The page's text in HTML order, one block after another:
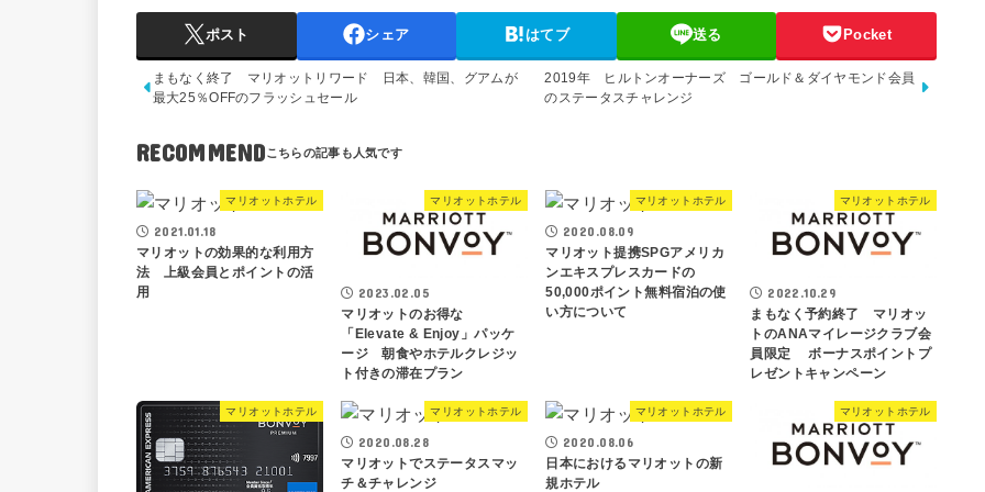
ポスト シェア はてブ 送る Pocket
まもなく終了 マリオットリワード 日本、韓国、グアムが
最大25％OFFのフラッシュセール
2019年 ヒルトンオーナーズ ゴールド＆ダイヤモンド会員
のステータスチャレンジ
RECOMMEND
マリオットホテル
2021.01.18
マリオットの効果的な利用方
法 上級会員とポイントの活
用
マリオットホテル
2023.02.05
マリオットのお得な
「Elevate & Enjoy」パッケ
ージ 朝食やホテルクレジッ
ト付きの滞在プラン
マリオットホテル
2020.08.09
マリオット提携SPGアメリカ
ンエキスプレスカードの
50,000ポイント無料宿泊の使
い方について
マリオットホテル
2022.10.29
まもなく予約終了 マリオッ
トのANAマイレージクラブ会
員限定 ボーナスポイントプ
レゼントキャンペーン
マリオットホテル マリオットホテル
2020.08.28
マリオットでステータスマッ
チ＆チャレンジ
マリオットホテル
2020.08.06
日本におけるマリオットの新
規ホテル
マリオットホテル